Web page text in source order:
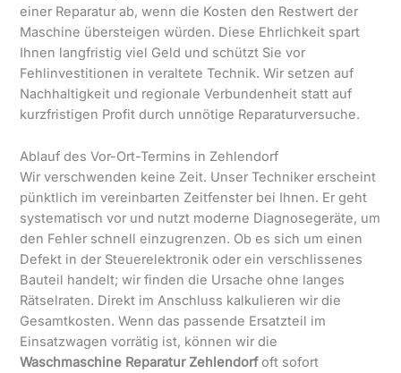
einer Reparatur ab, wenn die Kosten den Restwert der
Maschine übersteigen würden. Diese Ehrlichkeit spart
Ihnen langfristig viel Geld und schützt Sie vor
Fehlinvestitionen in veraltete Technik. Wir setzen auf
Nachhaltigkeit und regionale Verbundenheit statt auf
kurzfristigen Profit durch unnötige Reparaturversuche.
Ablauf des Vor-Ort-Termins in Zehlendorf
Wir verschwenden keine Zeit. Unser Techniker erscheint
pünktlich im vereinbarten Zeitfenster bei Ihnen. Er geht
systematisch vor und nutzt moderne Diagnosegeräte, um
den Fehler schnell einzugrenzen. Ob es sich um einen
Defekt in der Steuerelektronik oder ein verschlissenes
Bauteil handelt; wir finden die Ursache ohne langes
Rätselraten. Direkt im Anschluss kalkulieren wir die
Gesamtkosten. Wenn das passende Ersatzteil im
Einsatzwagen vorrätig ist, können wir die
Waschmaschine Reparatur Zehlendorfoft sofort